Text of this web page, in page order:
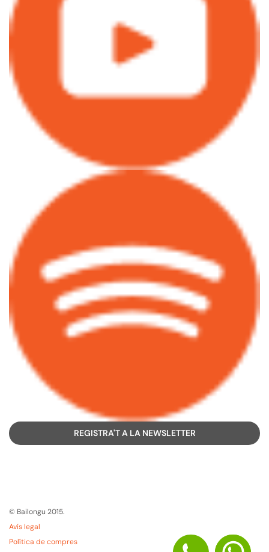
REGISTRA'T A LA NEWSLETTER
© Bailongu 2015.
Avís legal
Política de compres